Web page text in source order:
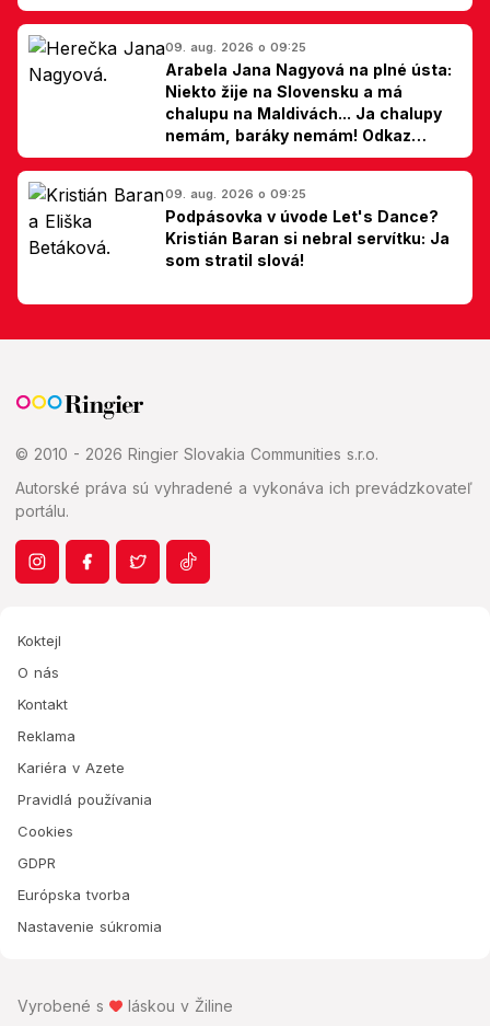
kliniky
09. aug. 2026 o 09:25
Arabela Jana Nagyová na plné ústa:
Niekto žije na Slovensku a má
chalupu na Maldivách... Ja chalupy
nemám, baráky nemám! Odkaz
Slovákom
09. aug. 2026 o 09:25
Podpásovka v úvode Let's Dance?
Kristián Baran si nebral servítku: Ja
som stratil slová!
© 2010 - 2026 Ringier Slovakia Communities s.r.o.
Autorské práva sú vyhradené a vykonáva ich prevádzkovateľ
portálu.
Koktejl
O nás
Kontakt
Reklama
Kariéra v Azete
Pravidlá používania
Cookies
GDPR
Európska tvorba
Nastavenie súkromia
Vyrobené s láskou v Žiline